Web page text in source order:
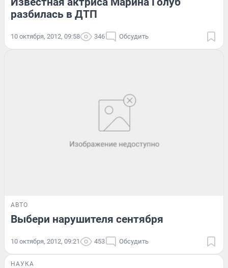
разбилась в ДТП
10 октября, 2012, 09:58 346 Обсудить
АВТО
Выбери нарушителя сентября
10 октября, 2012, 09:21 453 Обсудить
НАУКА